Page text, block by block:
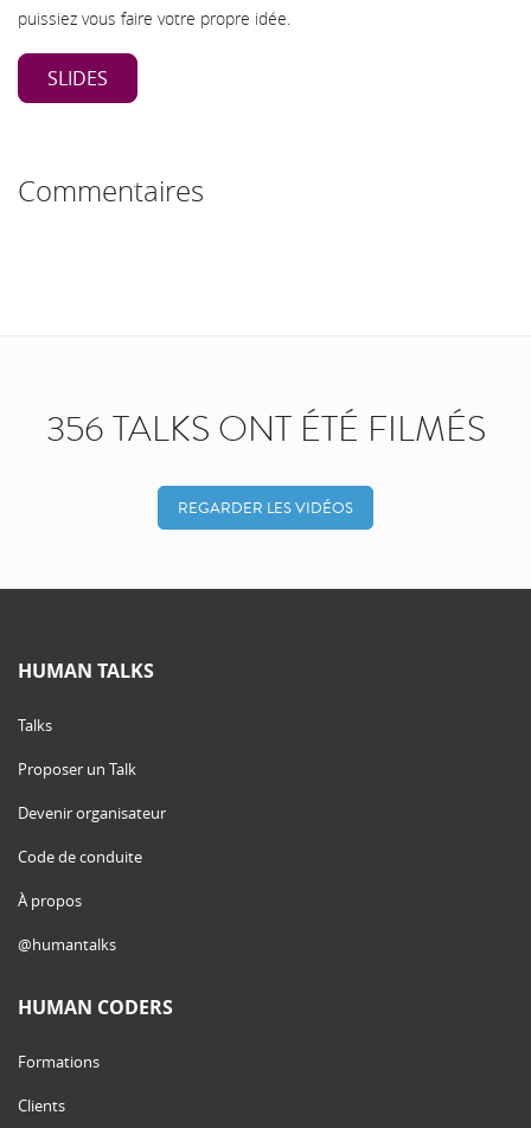
puissiez vous faire votre propre idée.
SLIDES
Commentaires
356 TALKS ONT ÉTÉ FILMÉS
REGARDER LES VIDÉOS
HUMAN TALKS
Talks
Proposer un Talk
Devenir organisateur
Code de conduite
À propos
@humantalks
HUMAN CODERS
Formations
Clients